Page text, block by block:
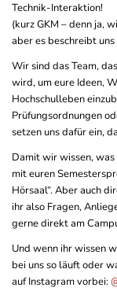
Technik-Interaktion!
(kurz GKM – denn ja,
aber es beschreibt
Wir sind das Team,
wird, um eure Ideen,
Hochschulleben
Prüfungsordnungen
setzen uns dafür ein,
Damit wir wissen,
mit euren
Hörsaal“. Aber auch
ihr also Fragen,
gerne direkt am
Und wenn ihr wissen
bei uns so läuft oder
auf Instagram vorbei: